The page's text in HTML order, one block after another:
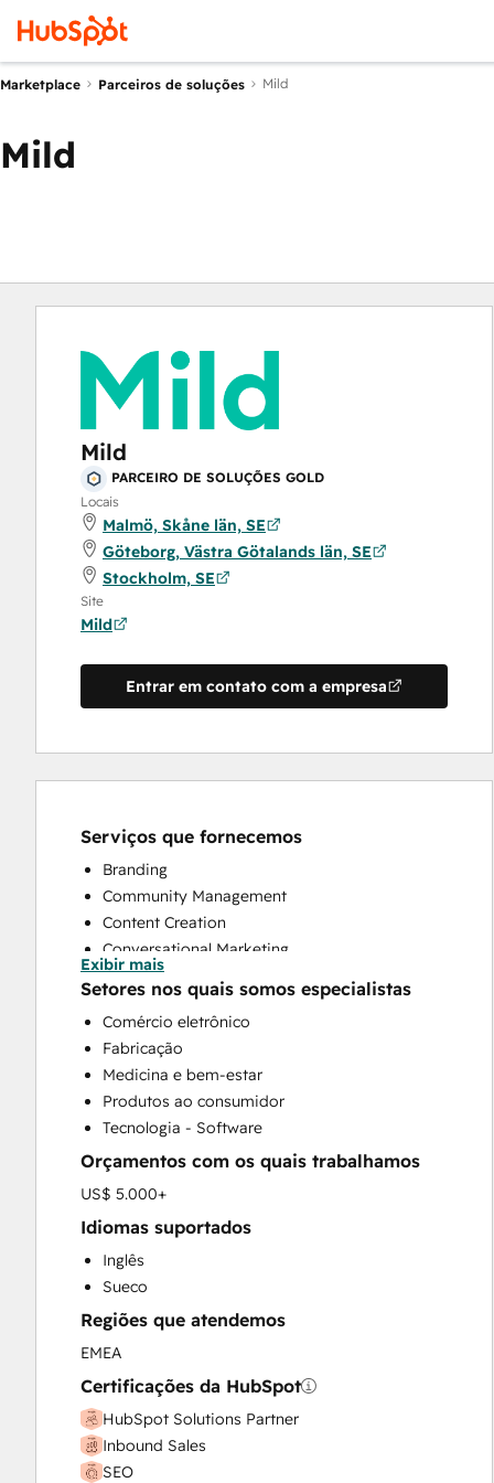
Marketplace Parceiros de soluções Mild
Mild
Mild
PARCEIRO DE SOLUÇÕES GOLD
Locais
Malmö, Skåne län, SE
Göteborg, Västra Götalands län, SE
Stockholm, SE
Site
Mild
Entrar em contato com a empresa
Serviços que fornecemos
Branding
Community Management
Content Creation
Conversational Marketing
CRM Implementation
CRM Migration
Custom API Integrations
Customer Marketing
Customer Success Training
Customer Support Training
Email Marketing
Full Inbound Marketing Services
Paid Advertising
Sales Coaching and Training
Sales Enablement
Search Engine Optimization
Social Media
Website Design
Website Migration
Exibir mais
Setores nos quais somos especialistas
Comércio eletrônico
Fabricação
Medicina e bem-estar
Produtos ao consumidor
Tecnologia - Software
Orçamentos com os quais trabalhamos
US$ 5.000+
Idiomas suportados
Inglês
Sueco
Regiões que atendemos
EMEA
Certificações da HubSpot
HubSpot Solutions Partner
Inbound Sales
SEO